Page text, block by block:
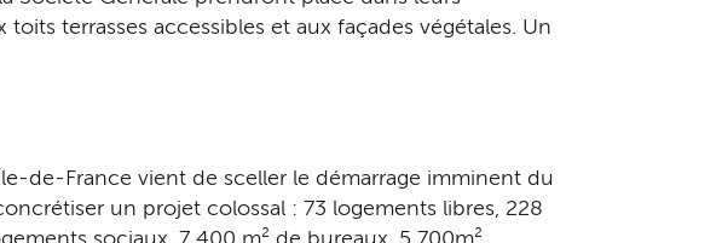
terrasses accessibles et aux façades végétales. Un
de-France vient de sceller le démarrage imminent du
un projet colossal : 73 logements libres, 228